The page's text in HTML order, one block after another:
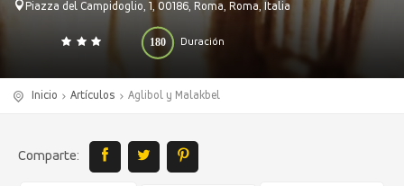
Piazza del Campidoglio, 1, 00186, Roma, Roma, Italia
Duración
180
0 140
Inicio Artículos Aglibol y Malakbel
Comparte: